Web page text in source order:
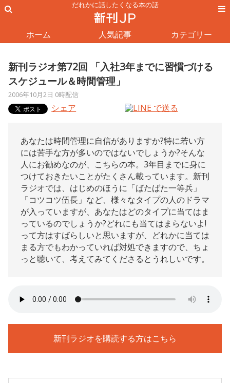
だれかに話したくなる本の話
ホーム 人気記事 カテゴリー
新刊ラジオ第72回 「入社3年までに習慣づける
スケジュール＆時間管理」
2006年10月2日 0時配信
シェア
あなたは時間管理に自信がありますか?特に若い方
には苦手な方が多いのではないでしょうか?そんな
人にお勧めなのが、こちらの本。3年目までに身に
つけておきたいことがたくさん載っています。新刊
ラジオでは、はじめのほうに「ばたばた一等兵」
「コツコツ伍長」など、様々なタイプの人のドラマ
が入っていますが、あなたはどのタイプに当てはま
っているのでしょうか?どれにも当てはまらないよ!
って方はすばらしいと思いますが、どれかに当ては
まる方でもわかっていれば対処できますので、ちょ
っと聴いて、考えてみてくださるとうれしいです。
新刊ラジオを購読する方はこちら